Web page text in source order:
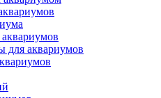
для аквариумов